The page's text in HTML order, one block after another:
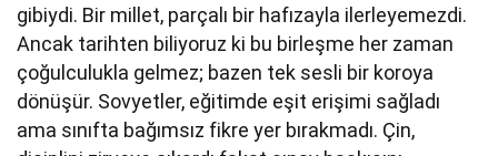
gibiydi. Bir millet, parçalı bir hafızayla ilerleyemezdi.
Ancak tarihten biliyoruz ki bu birleşme her zaman
çoğulculukla gelmez; bazen tek sesli bir koroya
dönüşür. Sovyetler, eğitimde eşit erişimi sağladı
ama sınıfta bağımsız fikre yer bırakmadı. Çin,